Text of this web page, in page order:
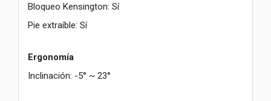
Bloqueo Kensington: Sí
Pie extraíble: Sí
Ergonomía
Inclinación: -5° ~ 23°